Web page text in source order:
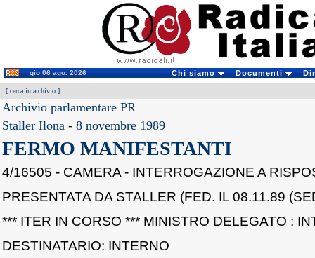
gio 06 ago. 2026 Chi siamo Documenti
[ cerca in archivio ]
Archivio parlamentare PR
Staller Ilona - 8 novembre 1989
FERMO MANIFESTANTI
4/16505 - CAMERA - INTERROGAZIONE A
PRESENTATA DA STALLER (FED. IL 08.11.89
*** ITER IN CORSO *** MINISTRO DELEGATO :
DESTINATARIO: INTERNO